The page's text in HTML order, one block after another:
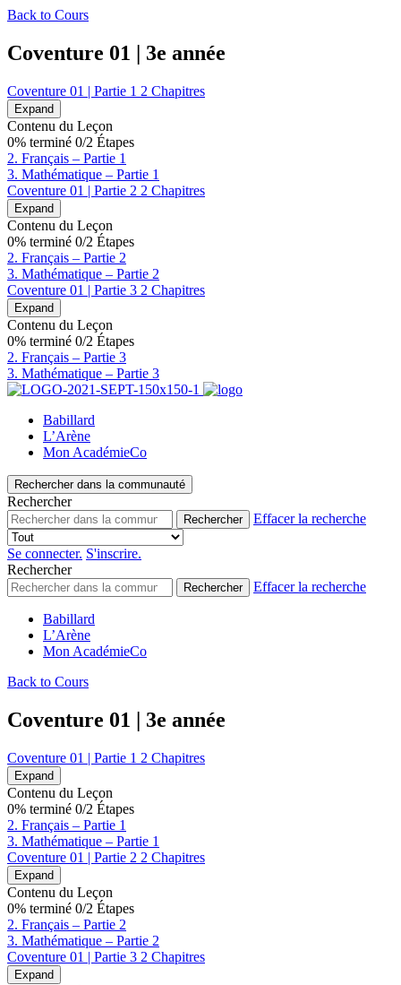
Back to Cours
Coventure 01 | 3e année
Coventure 01 | Partie 1 2 Chapitres
Expand
Contenu du Leçon
0% terminé 0/2 Étapes
2. Français – Partie 1
3. Mathématique – Partie 1
Coventure 01 | Partie 2 2 Chapitres
Expand
Contenu du Leçon
0% terminé 0/2 Étapes
2. Français – Partie 2
3. Mathématique – Partie 2
Coventure 01 | Partie 3 2 Chapitres
Expand
Contenu du Leçon
0% terminé 0/2 Étapes
2. Français – Partie 3
3. Mathématique – Partie 3
Babillard
L’Arène
Mon AcadémieCo
Rechercher dans la communauté
Rechercher
Rechercher Effacer la recherche
Se connecter. S'inscrire.
Rechercher
Rechercher Effacer la recherche
Babillard
L’Arène
Mon AcadémieCo
Back to Cours
Coventure 01 | 3e année
Coventure 01 | Partie 1 2 Chapitres
Expand
Contenu du Leçon
0% terminé 0/2 Étapes
2. Français – Partie 1
3. Mathématique – Partie 1
Coventure 01 | Partie 2 2 Chapitres
Expand
Contenu du Leçon
0% terminé 0/2 Étapes
2. Français – Partie 2
3. Mathématique – Partie 2
Coventure 01 | Partie 3 2 Chapitres
Expand